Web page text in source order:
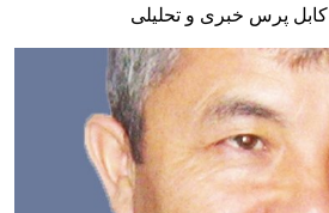
کابل پرس خبری و تحلیلی